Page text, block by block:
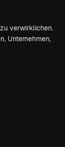
verwirklichen.
Unternehmen,